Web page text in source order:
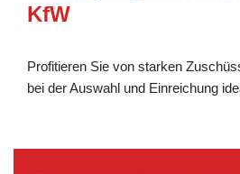
KfW
Profitieren Sie von starken
bei der Auswahl und Einreichung